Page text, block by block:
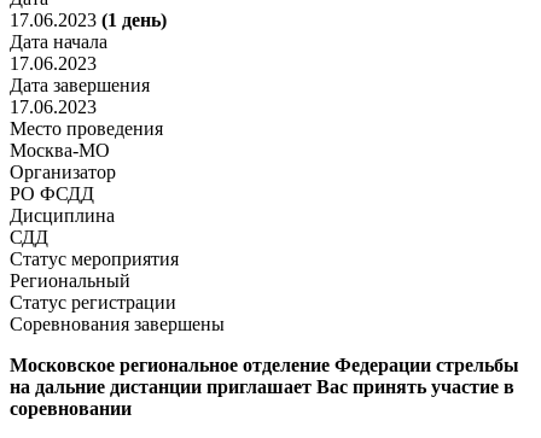
17.06.2023 (1 день)
Дата начала
17.06.2023
Дата завершения
17.06.2023
Место проведения
Москва-МО
Организатор
РО ФСДД
Дисциплина
СДД
Статус мероприятия
Региональный
Статус регистрации
Соревнования завершены
Московское региональное отделение Федерации стрельбы
на дальние дистанции приглашает Вас принять участие в
соревновании